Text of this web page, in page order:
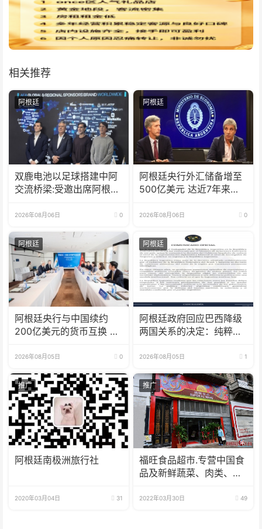
相关推荐
阿根廷
双鹿电池以足球搭建中阿
交流桥梁:受邀出席阿根廷
2026年08月06日 0
阿根廷
阿根廷央行外汇储备增至
500亿美元 达近7年来最
2026年08月06日 0
阿根廷
阿根廷央行与中国续约
200亿美元的货币互换 有
2026年08月05日 0
阿根廷
阿根廷政府回应巴西降级
两国关系的决定：纯粹意
2026年08月05日 1
推广
阿根廷南极洲旅行社
2020年03月04日 31
推广
福旺食品超市.专营中国食
品及新鲜蔬菜、肉类、
2022年03月30日 49